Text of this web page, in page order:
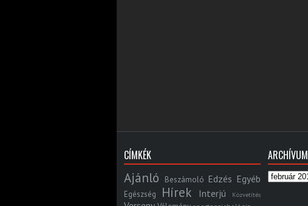
CÍMKÉK
Ajánló Beszámoló Edzés Egyéb
Egészség Hírek Interjú Közvetítés
ARCHÍVUM